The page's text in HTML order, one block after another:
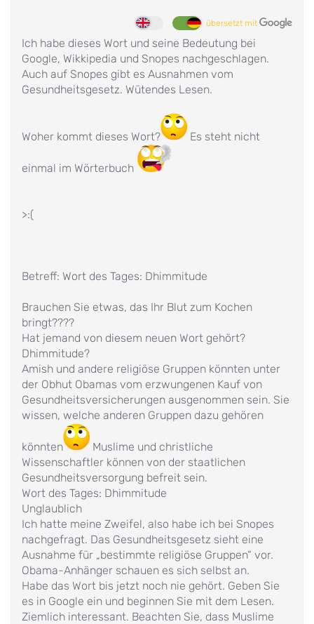
übersetzt mit
Ich habe dieses Wort und seine Bedeutung bei
Google, Wikkipedia und Snopes nachgeschlagen.
Auch auf Snopes gibt es Ausnahmen vom
Gesundheitsgesetz. Wütendes Lesen.
Woher kommt dieses Wort? Es steht nicht
einmal im Wörterbuch
>:(
Betreff: Wort des Tages: Dhimmitude
Brauchen Sie etwas, das Ihr Blut zum Kochen
bringt????
Hat jemand von diesem neuen Wort gehört?
Dhimmitude?
Amish und andere religiöse Gruppen könnten unter
der Obhut Obamas vom erzwungenen Kauf von
Gesundheitsversicherungen ausgenommen sein. Sie
wissen, welche anderen Gruppen dazu gehören
könnten
Muslime und christliche
Wissenschaftler können von der staatlichen
Gesundheitsversorgung befreit sein.
Wort des Tages: Dhimmitude
Unglaublich
Ich hatte meine Zweifel, also habe ich bei Snopes
nachgefragt. Das Gesundheitsgesetz sieht eine
Ausnahme für „bestimmte religiöse Gruppen“ vor.
Obama-Anhänger schauen es sich selbst an.
Habe das Wort bis jetzt noch nie gehört. Geben Sie
es in Google ein und beginnen Sie mit dem Lesen.
Ziemlich interessant. Beachten Sie, dass Muslime